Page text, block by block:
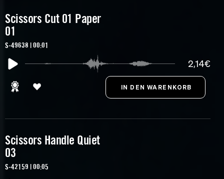
Scissors Cut 01 Paper
01
S-49638 | 00:01
2,14€
Scissors Handle Quiet
03
S-42159 | 00:05